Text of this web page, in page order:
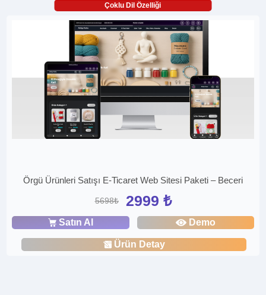
Çoklu Dil Özelliği
Örgü Ürünleri Satışı E-Ticaret Web Sitesi Paketi – Beceri
5698₺ 2999 ₺
Satın Al Demo
Ürün Detay